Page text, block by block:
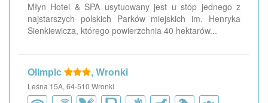
Młyn Hotel & SPA usytuowany jest u stóp jednego z
najstarszych polskich Parków miejskich im. Henryka
Sienkiewicza, którego powierzchnia 40 hektarów...
Olimpic , Wronki
Leśna 15A, 64-510 Wronki